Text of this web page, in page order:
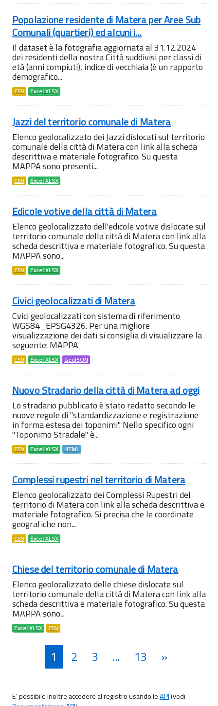
Popolazione residente di Matera per Aree Sub
Comunali (quartieri) ed alcuni i...
Il dataset è la fotografia aggiornata al 31.12.2024
dei residenti della nostra Città suddivisi per classi di
età (anni compiuti), indice di vecchiaia (è un rapporto
demografico...
CSV Excel XLSX
Jazzi del territorio comunale di Matera
Elenco geolocalizzato dei Jazzi dislocati sul territorio
comunale della città di Matera con link alla scheda
descrittiva e materiale fotografico. Su questa
MAPPA sono presenti...
CSV Excel XLSX
Edicole votive della città di Matera
Elenco geolocalizzato dell'edicole votive dislocate sul
territorio comunale della città di Matera con link alla
scheda descrittiva e materiale fotografico. Su questa
MAPPA sono...
CSV Excel XLSX
Civici geolocalizzati di Matera
Cvici geolocalizzati con sistema di riferimento
WGS84_EPSG4326. Per una migliore
visualizzazione dei dati si consiglia di visualizzare la
seguente: MAPPA
CSV Excel XLSX GeoJSON
Nuovo Stradario della città di Matera ad oggi
Lo stradario pubblicato è stato redatto secondo le
nuove regole di "standardizzazione e registrazione
in forma estesa dei toponimi". Nello specifico ogni
"Toponimo Stradale" è...
CSV Excel XLSX HTML
Complessi rupestri nel territorio di Matera
Elenco geolocalizzato dei Complessi Rupestri del
territorio di Matera con link alla scheda descrittiva e
materiale fotografico. Si precisa che le coordinate
geografiche non...
CSV Excel XLSX
Chiese del territorio comunale di Matera
Elenco geolocalizzato delle chiese dislocate sul
territorio comunale della città di Matera con link alla
scheda descrittiva e materiale fotografico. Su questa
MAPPA sono...
Excel XLSX CSV
1 2 3 ... 13 »
E' possibile inoltre accedere al registro usando leAPI(vedi